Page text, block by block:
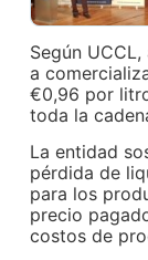
Según
a
€0,96 por
toda la
La entidad
pérdida de
para los
precio
costos de